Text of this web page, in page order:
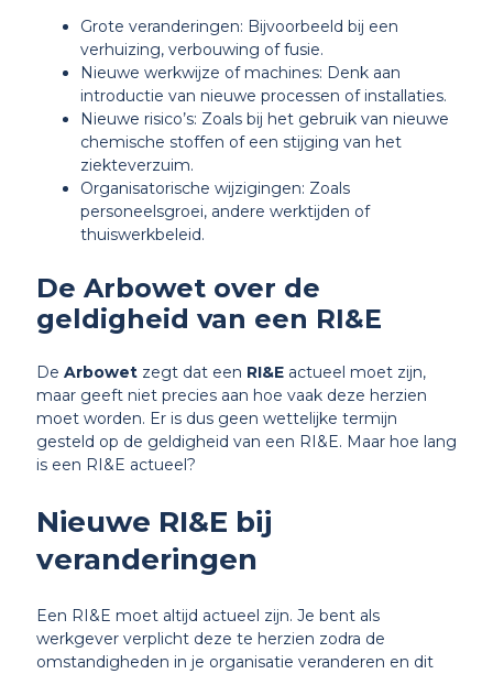
Grote veranderingen: Bijvoorbeeld bij een
verhuizing, verbouwing of fusie.
Nieuwe werkwijze of machines: Denk aan
introductie van nieuwe processen of installaties.
Nieuwe risico’s: Zoals bij het gebruik van nieuwe
chemische stoffen of een stijging van het
ziekteverzuim.
Organisatorische wijzigingen: Zoals
personeelsgroei, andere werktijden of
thuiswerkbeleid.
De Arbowet over de
geldigheid van een RI&E
De Arbowet zegt dat een RI&E actueel moet zijn,
maar geeft niet precies aan hoe vaak deze herzien
moet worden. Er is dus geen wettelijke termijn
gesteld op de geldigheid van een RI&E. Maar hoe lang
is een RI&E actueel?
Nieuwe RI&E bij
veranderingen
Een RI&E moet altijd actueel zijn. Je bent als
werkgever verplicht deze te herzien zodra de
omstandigheden in je organisatie veranderen en dit